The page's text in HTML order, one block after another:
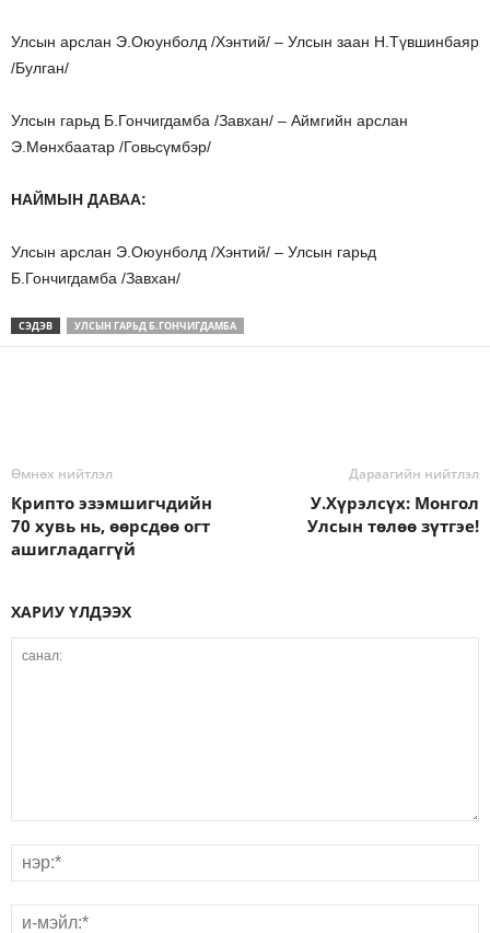
Улсын арслан Э.Оюунболд /Хэнтий/ – Улсын заан Н.Түвшинбаяр
/Булган/
Улсын гарьд Б.Гончигдамба /Завхан/ – Аймгийн арслан
Э.Мөнхбаатар /Говьсүмбэр/
НАЙМЫН ДАВАА:
Улсын арслан Э.Оюунболд /Хэнтий/ – Улсын гарьд
Б.Гончигдамба /Завхан/
СЭДЭВ УЛСЫН ГАРЬД Б.ГОНЧИГДАМБА
Өмнөх нийтлэл
Крипто эзэмшигчдийн
70 хувь нь, өөрсдөө огт
ашигладаггүй
Дараагийн нийтлэл
У.Хүрэлсүх: Монгол
Улсын төлөө зүтгэе!
ХАРИУ ҮЛДЭЭХ